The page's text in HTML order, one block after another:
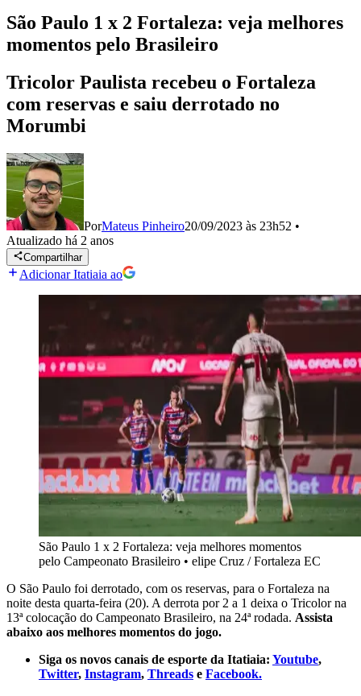
São Paulo 1 x 2 Fortaleza: veja melhores
momentos pelo Brasileiro
Tricolor Paulista recebeu o Fortaleza
com reservas e saiu derrotado no
Morumbi
PorMateus Pinheiro20/09/2023 às 23h52 •
Atualizado há 2 anos
Compartilhar
Adicionar Itatiaia ao
São Paulo 1 x 2 Fortaleza: veja melhores momentos
pelo Campeonato Brasileiro • elipe Cruz / Fortaleza EC
O São Paulo foi derrotado, com os reservas, para o Fortaleza na
noite desta quarta-feira (20). A derrota por 2 a 1 deixa o Tricolor na
13ª colocação do Campeonato Brasileiro, na 24ª rodada. Assista
abaixo aos melhores momentos do jogo.
Siga os novos canais de esporte da Itatiaia: Youtube,
Twitter, Instagram, Threads e Facebook.